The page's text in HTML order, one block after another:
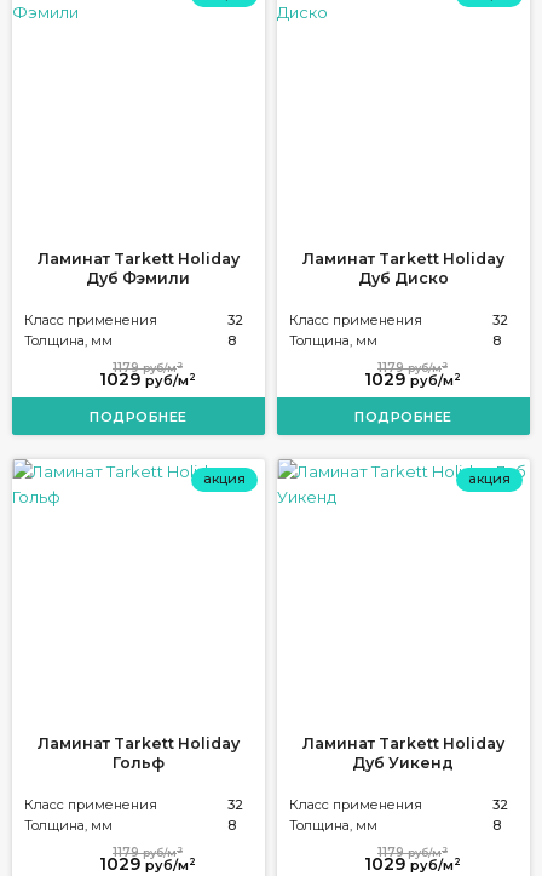
Ламинат Tarkett Holiday
Дуб Фэмили
Класс применения
32
Толщина, мм
8
1029руб/м 2
1179руб/м2
ПОДРОБНЕЕ
Ламинат Tarkett Holiday
Дуб Диско
Класс применения
32
Толщина, мм
8
1029руб/м 2
1179руб/м2
ПОДРОБНЕЕ
акция
Ламинат Tarkett Holiday
Гольф
Класс применения
32
Толщина, мм
8
1029руб/м 2
1179руб/м2
акция
Ламинат Tarkett Holiday
Дуб Уикенд
Класс применения
32
Толщина, мм
8
1029руб/м 2
1179руб/м2